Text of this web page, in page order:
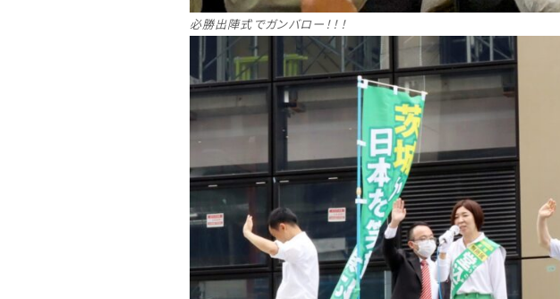
必勝出陣式でガンバロー！！！